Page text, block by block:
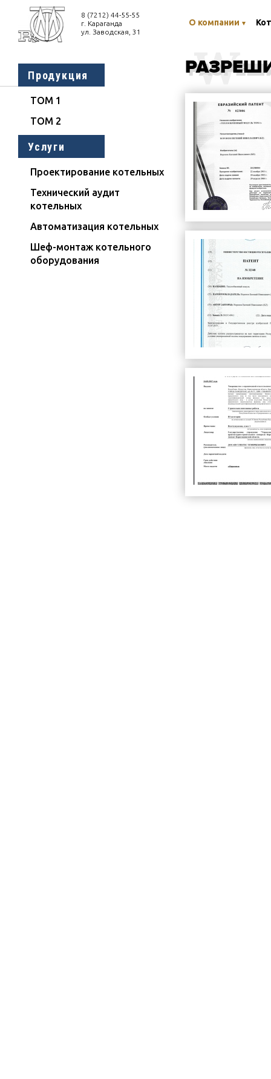
8 (7212) 44-55-55
г. Караганда
ул. Заводская, 31
О компании
Продукция
ТОМ 1
ТОМ 2
Услуги
Проектирование котельных
Технический аудит
котельных
Автоматизация котельных
Шеф-монтаж котельного
оборудования
W